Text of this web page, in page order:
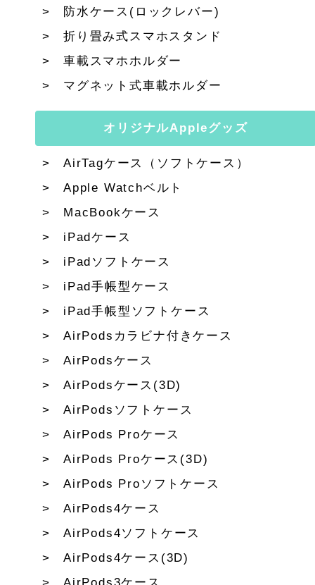
防水ケース(ロックレバー)
折り畳み式スマホスタンド
車載スマホホルダー
マグネット式車載ホルダー
オリジナルAppleグッズ
AirTagケース（ソフトケース）
Apple Watchベルト
MacBookケース
iPadケース
iPadソフトケース
iPad手帳型ケース
iPad手帳型ソフトケース
AirPodsカラビナ付きケース
AirPodsケース
AirPodsケース(3D)
AirPodsソフトケース
AirPods Proケース
AirPods Proケース(3D)
AirPods Proソフトケース
AirPods4ケース
AirPods4ソフトケース
AirPods4ケース(3D)